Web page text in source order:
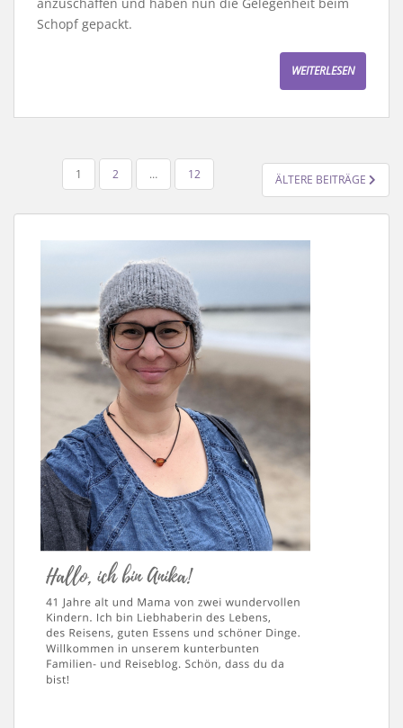
Schopf gepackt.
WEITERLESEN
SEITENNUMMERIERUNG
BEITRÄGE
1 2 … 12 ÄLTERE BEITRÄGE